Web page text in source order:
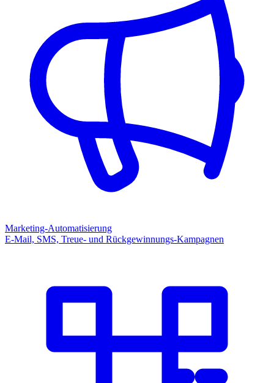
Marketing-Automatisierung
E-Mail, SMS, Treue- und Rückgewinnungs-Kampagnen